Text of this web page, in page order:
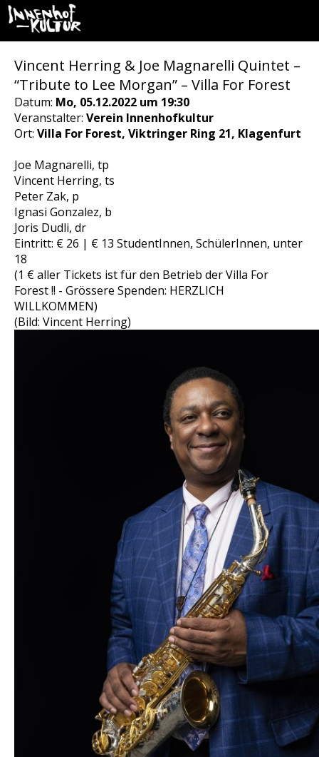
Vincent Herring & Joe Magnarelli Quintet –
“Tribute to Lee Morgan” – Villa For Forest
Datum: Mo, 05.12.2022 um 19:30
Veranstalter: Verein Innenhofkultur
Ort: Villa For Forest, Viktringer Ring 21, Klagenfurt
Joe Magnarelli, tp
Vincent Herring, ts
Peter Zak, p
Ignasi Gonzalez, b
Joris Dudli, dr
Eintritt: € 26 | € 13 StudentInnen, SchülerInnen, unter
18
(1 € aller Tickets ist für den Betrieb der Villa For
Forest !! - Grössere Spenden: HERZLICH
WILLKOMMEN)
(Bild: Vincent Herring)